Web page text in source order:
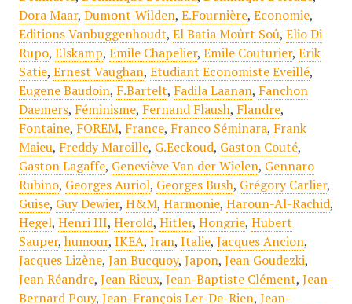
Dora Maar, Dumont-Wilden, E.Fournière, Economie,
Editions Vanbuggenhoudt, El Batia Moûrt Soû, Elio Di
Rupo, Elskamp, Emile Chapelier, Emile Couturier, Erik
Satie, Ernest Vaughan, Etudiant Economiste Eveillé,
Eugene Baudoin, F.Bartelt, Fadila Laanan, Fanchon
Daemers, Féminisme, Fernand Flaush, Flandre,
Fontaine, FOREM, France, Franco Séminara, Frank
Maieu, Freddy Maroille, G.Eeckoud, Gaston Couté,
Gaston Lagaffe, Geneviève Van der Wielen, Gennaro
Rubino, Georges Auriol, Georges Bush, Grégory Carlier,
Guise, Guy Dewier, H&M, Harmonie, Haroun-Al-Rachid,
Hegel, Henri III, Herold, Hitler, Hongrie, Hubert
Sauper,humour, IKEA, Iran, Italie, Jacques Ancion,
Jacques Lizène, Jan Bucquoy, Japon, Jean Goudezki,
Jean Réandre, Jean Rieux, Jean-Baptiste Clément, Jean-
Bernard Pouy, Jean-François Ler-De-Rien, Jean-